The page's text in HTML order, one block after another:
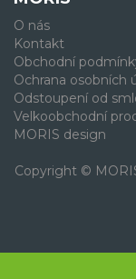
O nás
Kontakt
Obchodní
Ochrana osobních
Odstoupení od
Velkoobchodní
MORIS design
Copyright ©